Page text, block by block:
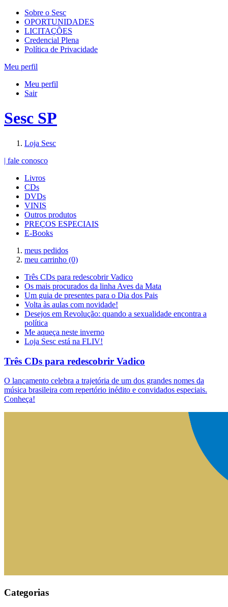
Sobre o Sesc
OPORTUNIDADES
LICITAÇÕES
Credencial Plena
Política de Privacidade
Meu perfil
Meu perfil
Sair
Sesc SP
Loja Sesc
| fale conosco
Livros
CDs
DVDs
VINIS
Outros produtos
PREÇOS ESPECIAIS
E-Books
meus pedidos
meu carrinho (0)
Três CDs para redescobrir Vadico
Os mais procurados da linha Aves da Mata
Um guia de presentes para o Dia dos Pais
Volta às aulas com novidade!
Desejos em Revolução: quando a sexualidade encontra a
política
Me aqueça neste inverno
Loja Sesc está na FLIV!
Três CDs para redescobrir Vadico
O lançamento celebra a trajetória de um dos grandes nomes da
música brasileira com repertório inédito e convidados especiais.
Conheça!
Categorias